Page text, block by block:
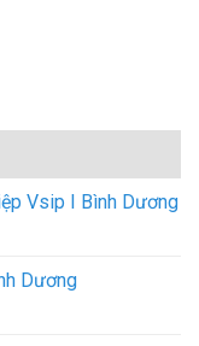
Vsip I Bình Dương
Dương